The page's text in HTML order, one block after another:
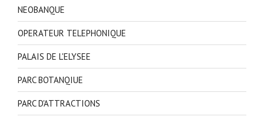
NEOBANQUE
OPERATEUR TELEPHONIQUE
PALAIS DE L'ELYSEE
PARC BOTANQIUE
PARC D'ATTRACTIONS